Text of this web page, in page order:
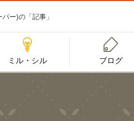
ー)の「記事」

ミル・シル

ブログ